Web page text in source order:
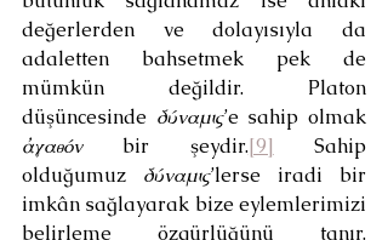
değerlerden ve dolayısıyla da
adaletten bahsetmek pek de
mümkün değildir. Platon
düşüncesinde δύναμις
ἀγαθόν bir şeydir.[9] Sahip
olduğumuz δύναμις’lerse iradi bir
imkân sağlayarak bize eylemlerimizi